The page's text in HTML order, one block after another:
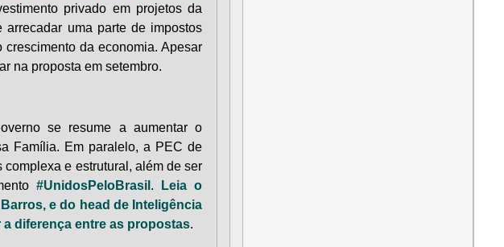
privado em projetos da
uma parte de impostos
da economia. Apesar
na proposta em setembro.
se resume a aumentar o
Família. Em paralelo, a PEC de
e estrutural, além de ser
#UnidosPeloBrasil .
Leia o
e do head de Inteligência
diferença entre as propostas.